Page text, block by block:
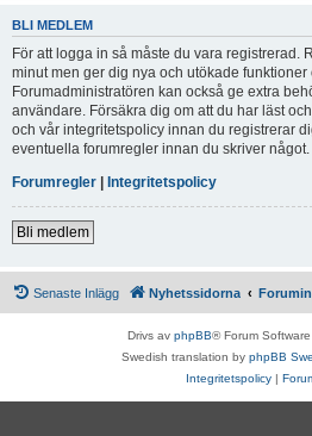
BLI MEDLEM
För att logga in så måste du vara registrerad.
minut men ger dig nya och utökade funktioner
Forumadministratören kan också ge extra
användare. Försäkra dig om att du har läst
och vår integritetspolicy innan du registrerar
eventuella forumregler innan du skriver något.
Forumregler | Integritetspolicy
Bli medlem
Senaste Inlägg Nyhetssidorna
Drivs av phpBB® Forum
Swedish translation by phpBB
Integritetspolicy |